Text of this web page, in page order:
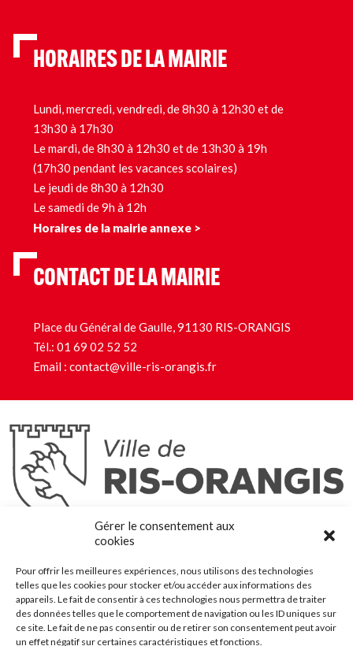
Gérer le consentement aux
cookies
Pour offrir les meilleures expériences, nous utilisons des technologies
telles que les cookies pour stocker et/ou accéder aux informations des
appareils. Le fait de consentir à ces technologies nous permettra de traiter
des données telles que le comportement de navigation ou les ID uniques sur
ce site. Le fait de ne pas consentir ou de retirer son consentement peut avoir
un effet négatif sur certaines caractéristiques et fonctions.
HORAIRES DE LA MAIRIE
Lundi, mercredi, vendredi, de 8h30 à 12h30 et de
13h30 à 17h30
Le mardi, de 8h30 à 12h30 et de 13h30 à 19h
(17h30 pendant les vacances scolaires)
Le jeudi de 8h30 à 12h30
Le samedi de 9h à 12h
Horaires de la mairie annexe >
CONTACT DE LA MAIRIE
Place du Général de Gaulle, 91130 RIS-ORANGIS
Tél.: 01 69 02 52 52
Email : contact@ville-ris-orangis.fr
Ris-Orangis
@2022 — Tous droits réservés
Plan du site
Contact
Accessibilité
Crédits